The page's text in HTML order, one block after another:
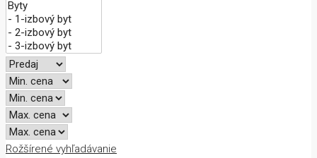
Rožšírené vyhľadávanie